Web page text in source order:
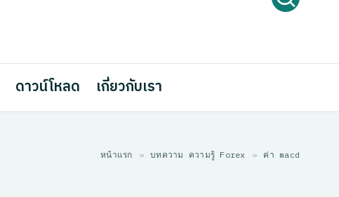
ดาวน์โหลด เกี่ยวกับเรา
หน้าแรก » บทความ ความรู้ Forex » ค่า macd